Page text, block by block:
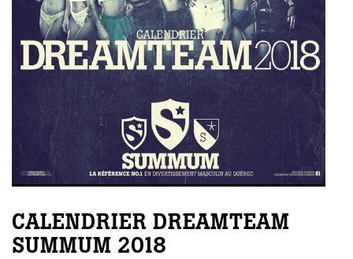
CALENDRIER DREAMTEAM
SUMMUM 2018